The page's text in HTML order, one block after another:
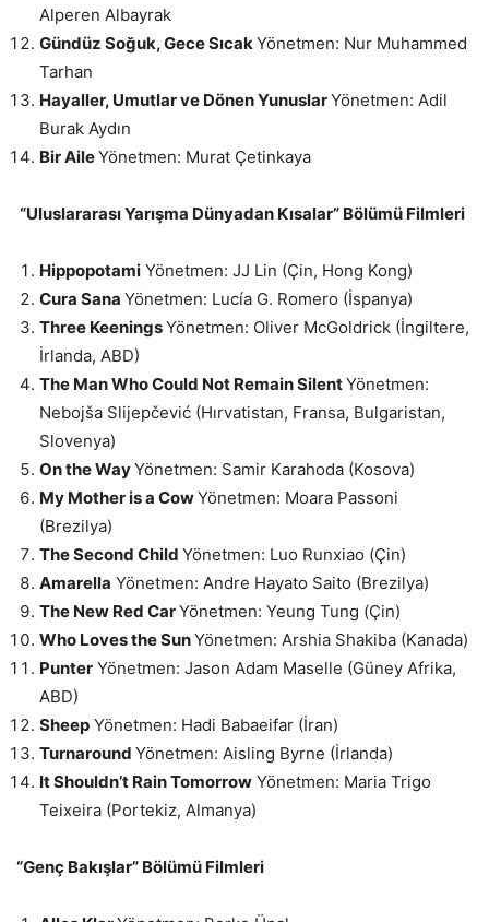
Alperen Albayrak
Gündüz Soğuk, Gece Sıcak Yönetmen: Nur Muhammed
Tarhan
Hayaller, Umutlar ve Dönen YunuslarYönetmen: Adil
Burak Aydın
Bir AileYönetmen: Murat Çetinkaya
“Uluslararası Yarışma Dünyadan Kısalar” Bölümü Filmleri
Hippopotami Yönetmen: JJ Lin (Çin, Hong Kong)
Cura Sana Yönetmen: Lucía G. Romero (İspanya)
Three KeeningsYönetmen: Oliver McGoldrick​ (İngiltere,
İrlanda, ABD)
The Man Who Could Not Remain SilentYönetmen:
Nebojša Slijepčević (Hırvatistan, Fransa, Bulgaristan,
Slovenya)
On the WayYönetmen: Samir Karahoda (Kosova)
My Mother is a CowYönetmen: Moara Passoni
(Brezilya)
The Second Child Yönetmen: Luo Runxiao (Çin)
Amarella Yönetmen: Andre Hayato Saito (Brezilya)
The New Red CarYönetmen: Yeung Tung​ (Çin)
Who Loves the SunYönetmen: Arshia Shakiba (Kanada)
Punter Yönetmen: Jason Adam Maselle (Güney Afrika,
ABD)
Sheep Yönetmen: Hadi Babaeifar (İran)
Turnaround Yönetmen: Aisling Byrne (İrlanda)
It Shouldn’t Rain Tomorrow Yönetmen: Maria Trigo
Teixeira (Portekiz, Almanya)
“Genç Bakışlar” Bölümü Filmleri